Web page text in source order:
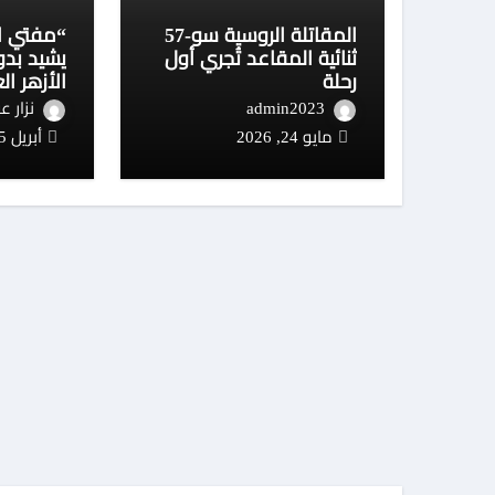
المقاتلة الروسية سو-57
ثنائية المقاعد تُجري أول
رحلة
admin2023
مايو 24, 2026
“مفتي
يشيد
الأزهر
الأئمة
نزار
أبريل 15, 2026